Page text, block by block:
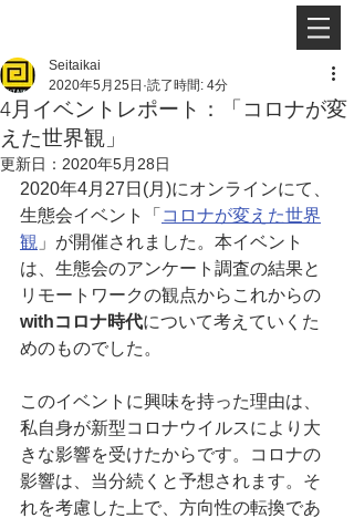
4月イベントレポート：「コロナが変
えた世界観」
Seitaikai
2020年5月25日 読了時間: 4分
更新日： 2020年5月28日
2020年4月27日(月)にオンラインにて、
生態会イベント「 コロナが変えた世界
観 」が開催されました。本イベント
は、生態会のアンケート調査の結果と
リモートワークの観点からこれからの
withコロナ時代について考えていくた
めのものでした。
このイベントに興味を持った理由は、
私自身が新型コロナウイルスにより大
きな影響を受けたからです。コロナの
影響は、当分続くと予想されます。そ
れを考慮した上で、方向性の転換であ